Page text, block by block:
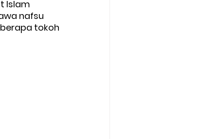
Rohani
Islam
nafsu
tokoh